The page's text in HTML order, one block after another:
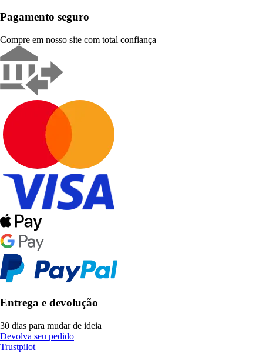
Pagamento seguro
Compre em nosso site com total confiança
Entrega e devolução
30 dias para mudar de ideia
Devolva seu pedido
Trustpilot